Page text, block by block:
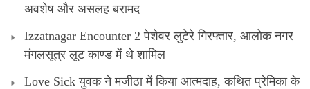
अवशेष और असलह बरामद
Izzatnagar Encounter 2 पेशेवर लुटेरे गिरफ्तार, आलोक नगर
मंगलसूत्र लूट काण्‍ड में थे शामिल
Love Sick युवक ने मजीठा में किया आत्मदाह, कथित प्रेमिका के